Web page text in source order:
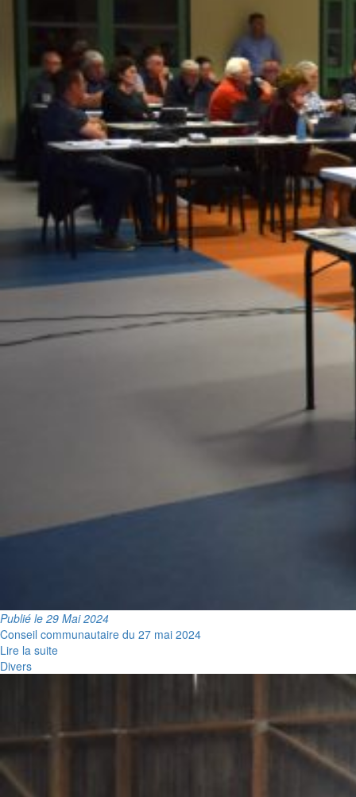
Publié le 29 Mai 2024
Conseil communautaire du 27 mai 2024
Lire la suite
Divers